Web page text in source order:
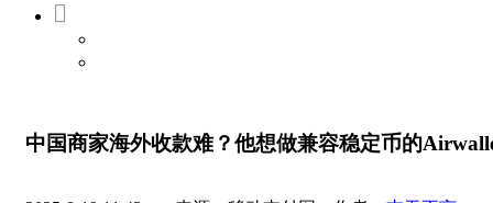

中国商家海外收款难？他想做兼容稳定币的